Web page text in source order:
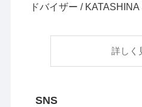
ドバイザー /
詳しく
SNS